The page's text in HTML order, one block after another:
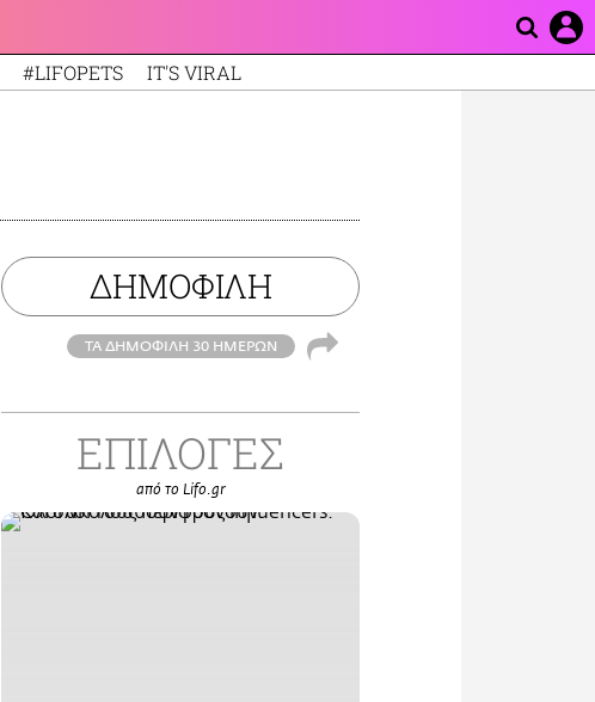
#LIFOPETS IT'S VIRAL
ΔΗΜΟΦΙΛΗ
ΤΑ ΔΗΜΟΦΙΛΗ 30 ΗΜΕΡΩΝ
ΕΠΙΛΟΓΕΣ
από το Lifo.gr